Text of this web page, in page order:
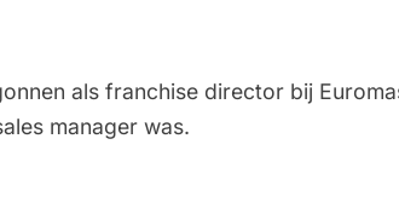
als franchise director bij
manager was.